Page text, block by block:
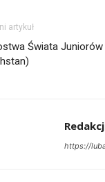
artykuł
Świata
https://